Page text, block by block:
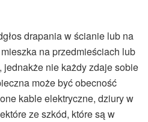
drapania w ścianie lub na
na przedmieściach lub
jednakże nie każdy zdaje sobie
może być obecność
kable elektryczne, dziury w
ze szkód, które są w